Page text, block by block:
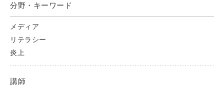
分野・キーワード
メディア
リテラシー
炎上
講師